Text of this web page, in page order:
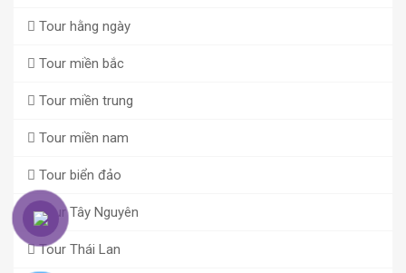
Tour hằng ngày
Tour miền bắc
Tour miền trung
Tour miền nam
Tour biển đảo
Tour Tây Nguyên
Tour Thái Lan